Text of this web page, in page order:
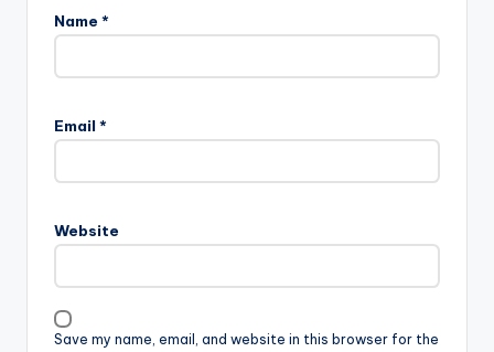
Name *
Email *
Website
Save my name, email, and website in this browser for the